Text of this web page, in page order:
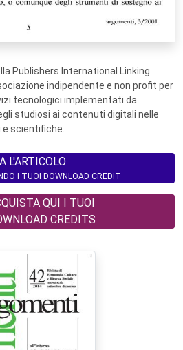
Publishers International Linking
indipendente e non profit per
tecnologici implementati da
studiosi ai contenuti digitali nelle
scientifiche.
L'ARTICOLO
I TUOI DOWNLOAD CREDIT
QUI I TUOI
CREDITS